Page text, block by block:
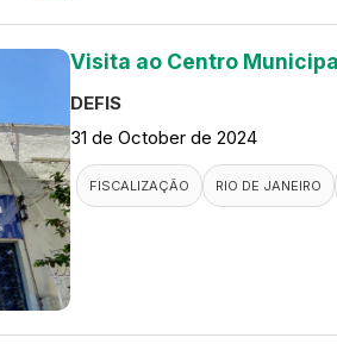
Visita ao Centro
DEFIS
31 de October de 2024
FISCALIZAÇÃO RIO DE JANEIRO